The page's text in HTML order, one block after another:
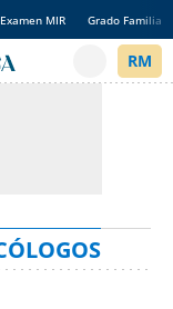
Examen MIR Grado Familia